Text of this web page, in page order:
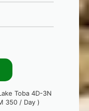
Toba 4D-3N
350 / Day )